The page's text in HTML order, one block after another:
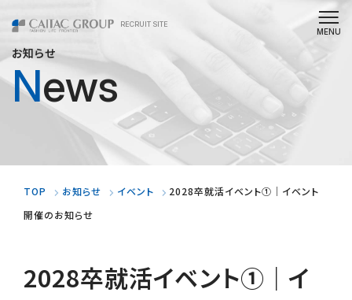
RECRUIT SITE
お知らせ
News
TOP お知らせ イベント
2028卒就活イベント①｜イベント
開催のお知らせ
2028卒就活イベント①｜イ